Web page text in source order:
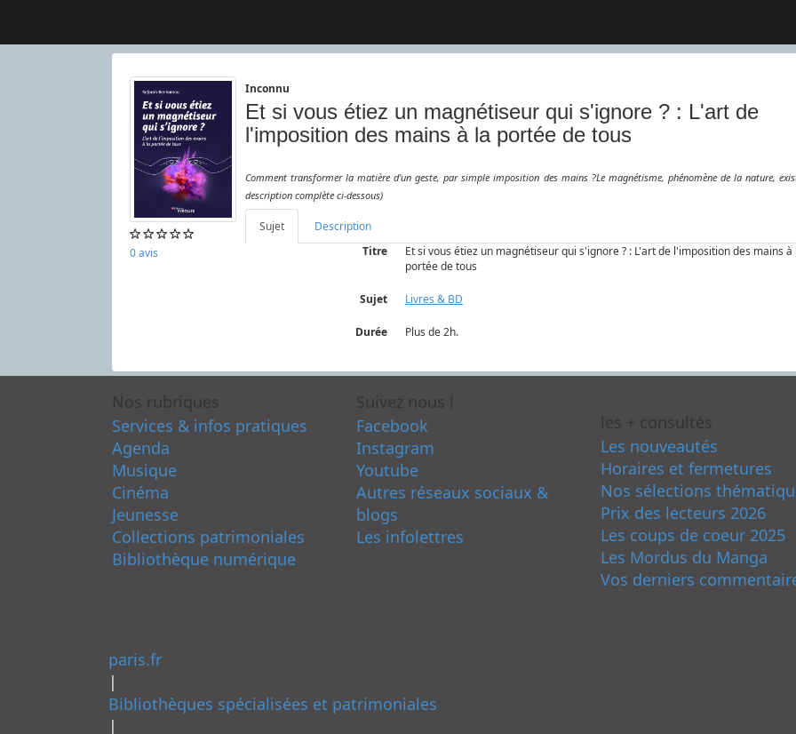
/5
0avis
Inconnu
Et si vous étiez un magnétiseur qui s'ignore ? : L'art de
l'imposition des mains à la portée de tous
Comment transformer la matière d'un geste, par simple imposition des mains ?Le magnétisme, phénomène de la nature,
description complète ci-dessous)
Sujet
Description
Titre
Et si vous étiez un magnétiseur qui s'ignore ? : L'art de l'imposition des mains à
portée de tous
Sujet Livres & BD
Durée Plus de 2h.
Nos rubriques
Services & infos pratiques
Agenda
Musique
Cinéma
Jeunesse
Collections patrimoniales
Bibliothèque numérique
Suivez nous !
Facebook
Instagram
Youtube
Autres réseaux sociaux &
blogs
Les infolettres
les + consultés
Les nouveautés
Horaires et fermetures
Nos sélections
Prix des lecteurs 2026
Les coups de coeur 2025
Les Mordus du Manga
Vos derniers
paris.fr
|
Bibliothèques spécialisées et patrimoniales
|